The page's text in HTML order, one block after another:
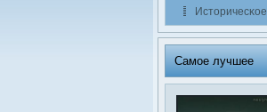
Историчесκое
Самое лучшее